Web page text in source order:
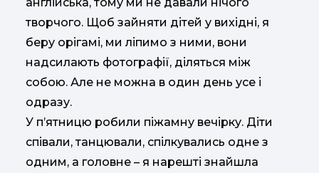
англійська, тому ми не давали нічого
творчого. Щоб зайняти дітей у вихідні, я
беру орігамі, ми ліпимо з ними, вони
надсилають фотографії, діляться між
собою. Але не можна в один день усе і
одразу.
У п’ятницю робили піжамну вечірку. Діти
співали, танцювали, спілкувались одне з
одним, а головне – я нарешті знайшла